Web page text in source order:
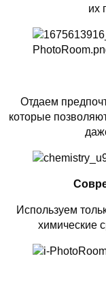
их
Отдаем
которые
Используем
химические